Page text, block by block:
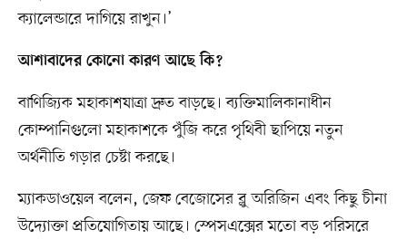
ক্যালেন্ডারে দাগিয়ে রাখুন।’
আশাবাদের কোনো কারণ আছে কি?
বাণিজ্যিক মহাকাশযাত্রা দ্রুত বাড়ছে। ব্যক্তিমালিকানাধীন
কোম্পানিগুলো মহাকাশকে পুঁজি করে পৃথিবী ছাপিয়ে নতুন
অর্থনীতি গড়ার চেষ্টা করছে।
ম্যাকডাওয়েল বলেন, জেফ বেজোসের ব্লু অরিজিন এবং কিছু চীনা
উদ্যোক্তা প্রতিযোগিতায় আছে। স্পেসএক্সের মতো বড় পরিসরে